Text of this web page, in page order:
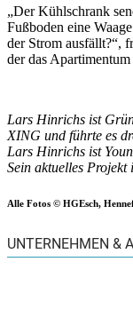
„Der Kühlschrank
Fußboden eine
der Strom ausfällt?“,
der das
Lars Hinrichs ist
XING und führte es
Lars Hinrichs ist
Sein aktuelles
Alle Fotos © HGEsch,